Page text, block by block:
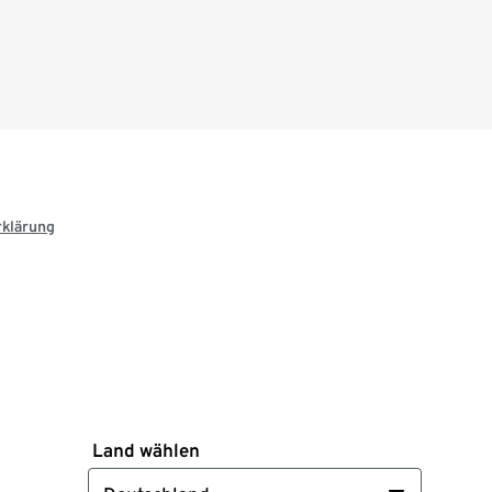
Land wählen